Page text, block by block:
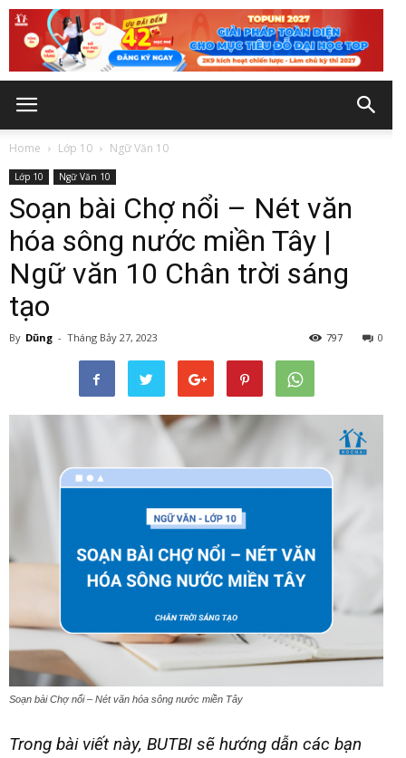
Home Lớp 10 Ngữ Văn 10
Lớp 10 Ngữ Văn 10
Soạn bài Chợ nổi – Nét văn
hóa sông nước miền Tây |
Ngữ văn 10 Chân trời sáng
tạo
By Dũng - Tháng Bảy 27, 2023 0
797
Soạn bài Chợ nổi – Nét văn hóa sông nước miền Tây
Trong bài viết này, BUTBI sẽ hướng dẫn các bạn